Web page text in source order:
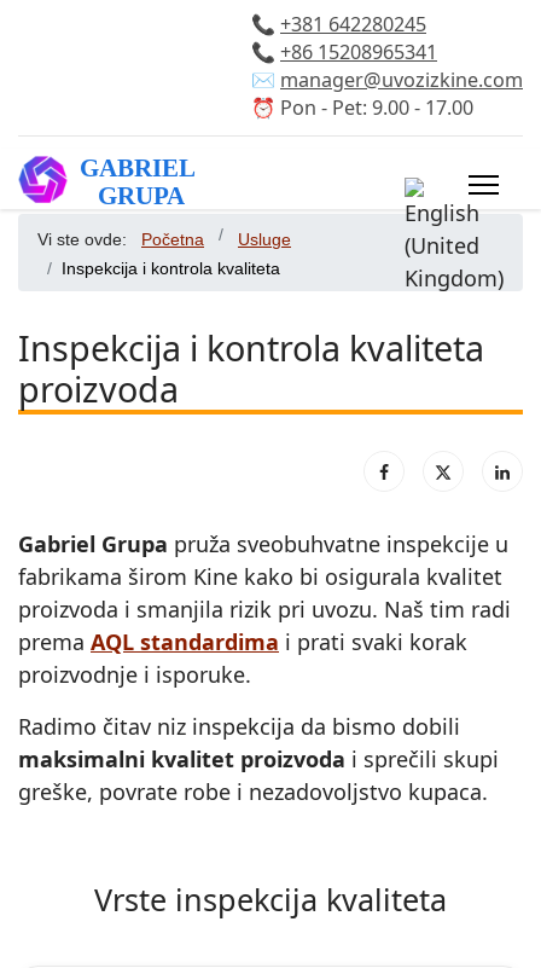
📞 +381 642280245
📞 +86 15208965341
✉️ manager@uvozizkine.com
⏰ Pon - Pet: 9.00 - 17.00
Izaberite vaš
Vi ste ovde: Početna
Usluge
Inspekcija i kontrola kvaliteta
Inspekcija i kontrola kvaliteta
proizvoda
Gabriel Grupa pruža sveobuhvatne inspekcije u
fabrikama širom Kine kako bi osigurala kvalitet
proizvoda i smanjila rizik pri uvozu. Naš tim radi
prema AQL standardima i prati svaki korak
proizvodnje i isporuke.
Radimo čitav niz inspekcija da bismo dobili
maksimalni kvalitet proizvoda i sprečili skupi
greške, povrate robe i nezadovoljstvo kupaca.
Vrste inspekcija kvaliteta